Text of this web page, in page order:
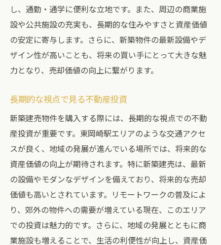
し、通勤・通学に便利な立地です。また、周辺の商業施
設や公共施設の充実も、長期的な住みやすさと資産価値
の安定に寄与します。さらに、新築物件の最新設備やデ
ザイン性が高いことも、将来の買い手にとって大きな魅
力となり、売却価値の向上に繋がります。
長期的な視点で見る不動産投資
新築建売物件を購入する際には、長期的な視点での不動
産投資が重要です。東岡崎駅エリアのような交通アクセ
スが良く、地域の発展が進んでいる場所では、将来的な
資産価値の向上が期待されます。特に新築建売は、最新
の設備やモダンなデザインを備えており、将来的な売却
価値も高いとされています。リモートワークの普及によ
り、郊外の物件への需要が増えている現在、このエリア
での投資は魅力的です。さらに、地域の発展とともに商
業施設も増えることで、生活の利便性が向上し、資産価